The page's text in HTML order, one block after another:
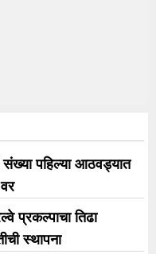
संख्या पहिल्या आठवड्यात
प्रकल्पाचा तिढा
स्थापना